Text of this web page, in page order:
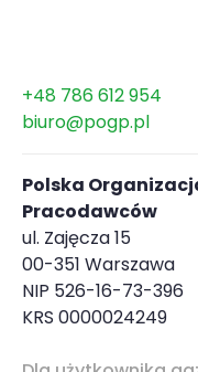
+48 786 612 954
biuro@pogp.pl
Polska
Pracodawców
ul. Zajęcza 15
00-351 Warszawa
NIP 526-16-73-396
KRS 0000024249